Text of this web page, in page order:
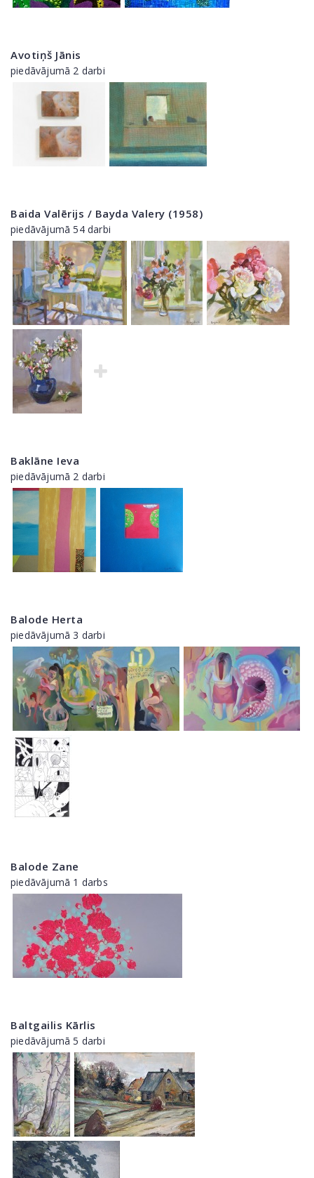
Avotiņš Jānis
piedāvājumā 2 darbi
Baida Valērijs / Bayda Valery (1958)
piedāvājumā 54 darbi
Baklāne Ieva
piedāvājumā 2 darbi
Balode Herta
piedāvājumā 3 darbi
Balode Zane
piedāvājumā 1 darbs
Baltgailis Kārlis
piedāvājumā 5 darbi